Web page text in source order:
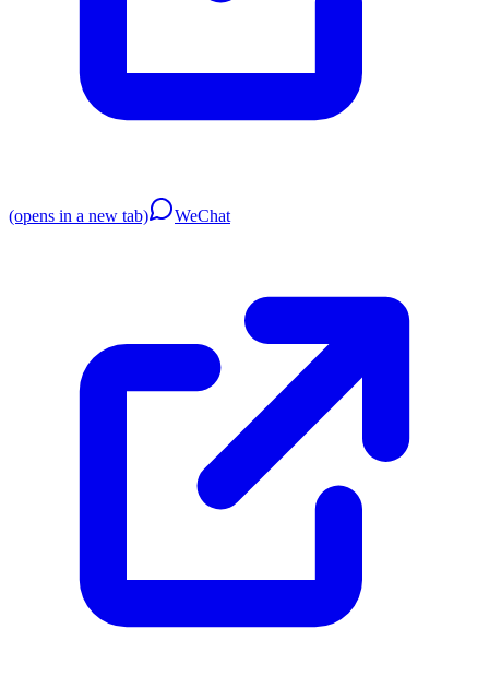
(opens in a new tab) WeChat